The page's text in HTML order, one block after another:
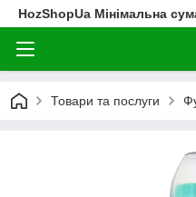
HozShopUa Мінімальна
Товари та послуги